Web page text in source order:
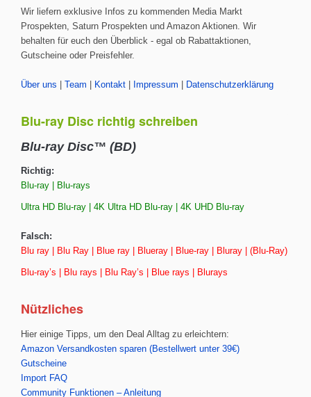
Wir liefern exklusive Infos zu kommenden Media Markt
Prospekten, Saturn Prospekten und Amazon Aktionen. Wir
behalten für euch den Überblick - egal ob Rabattaktionen,
Gutscheine oder Preisfehler.
Über uns Team Kontakt Impressum Datenschutzerklärung
Blu-ray Disc richtig schreiben
Blu-ray Disc™ (BD)
Richtig:
Blu-ray | Blu-rays
Ultra HD Blu-ray | 4K Ultra HD Blu-ray | 4K UHD Blu-ray
Falsch:
Blu ray | Blu Ray | Blue ray | Blueray | Blue-ray | Bluray | (Blu-Ray)
Blu-ray’s | Blu rays | Blu Ray’s | Blue rays | Blurays
Nützliches
Hier einige Tipps, um den Deal Alltag zu erleichtern:
Amazon Versandkosten sparen (Bestellwert unter 39€)
Gutscheine
Import FAQ
Community Funktionen – Anleitung